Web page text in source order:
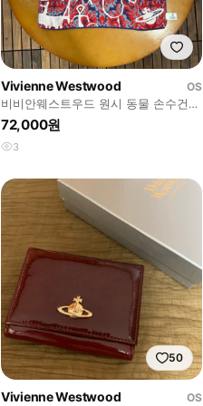
Vivienne Westwood
OS
비비안웨스트우드 원시 동물 손수건
(38x38cm)
72,000원
3
50
Vivienne Westwood
OS